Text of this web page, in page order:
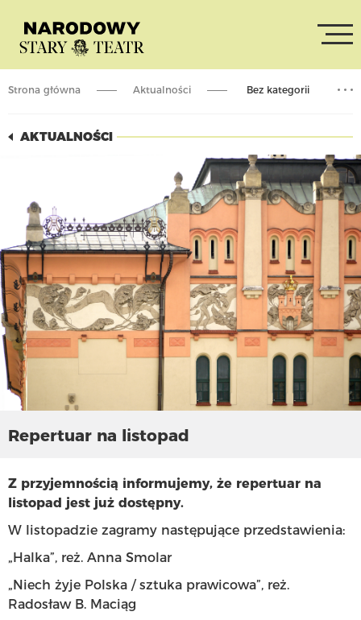
Strona główna Bez kategorii
Aktualności
AKTUALNOŚCI
Repertuar na listopad
Z przyjemnością informujemy, że repertuar na
listopad jest już dostępny.
W listopadzie zagramy następujące przedstawienia:
„Halka”, reż. Anna Smolar
„Niech żyje Polska / sztuka prawicowa”, reż.
Radosław B. Maciąg